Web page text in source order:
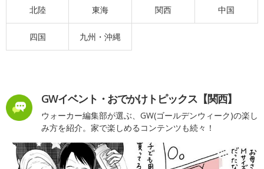
北陸 東海 関西 中国
四国 九州・沖縄
GWイベント・おでかけトピックス【関西】
ウォーカー編集部が選ぶ、GW(ゴールデンウィーク)の楽し
み方を紹介。家で楽しめるコンテンツも続々！